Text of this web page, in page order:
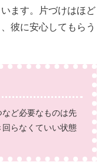
ます。片づけはほど
彼に安心してもらう
ど必要なものは先
らなくていい状態